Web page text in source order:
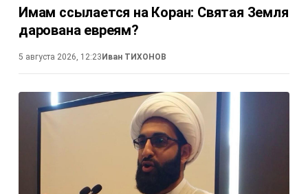
Имам ссылается на Коран: Святая Земля
дарована евреям?
5 августа 2026, 12:23Иван ТИХОНОВ